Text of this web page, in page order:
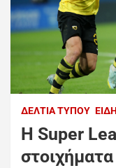
ΔΕΛΤΊΑ ΤΎΠΟΥ
H Super